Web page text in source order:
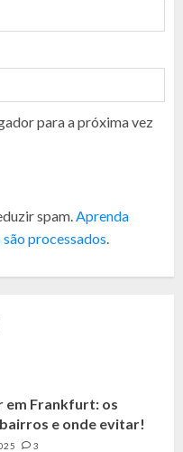
para a próxima vez
spam.Aprenda
processados.
em Frankfurt: os
e onde evitar!
3